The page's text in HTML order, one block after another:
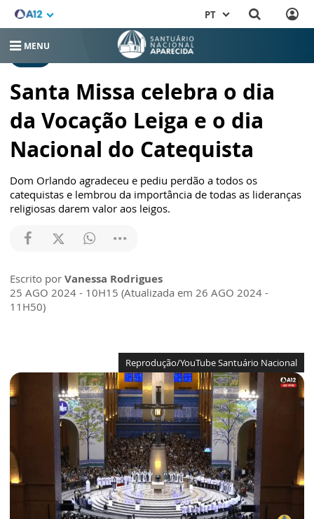
PT
MENU
Santa Missa celebra o dia
da Vocação Leiga e o dia
Nacional do Catequista
Dom Orlando agradeceu e pediu perdão a todos os
catequistas e lembrou da importância de todas as lideranças
religiosas darem valor aos leigos.
Escrito por Vanessa Rodrigues
25 AGO 2024 - 10H15 (Atualizada em 26 AGO 2024 -
11H50)
Reprodução/YouTube Santuário Nacional